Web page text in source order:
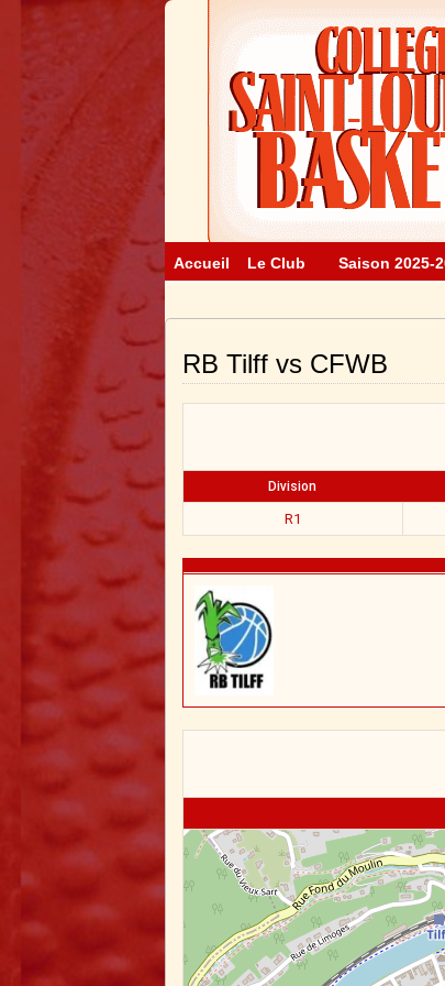
Accueil Le Club Saison 2025-
RB Tilff vs CFWB
Division
R1